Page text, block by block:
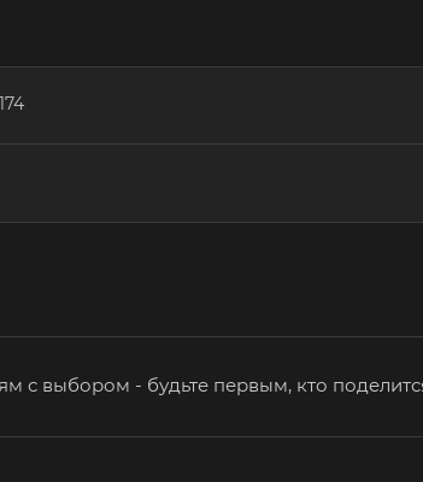
с выбором - будьте первым, кто